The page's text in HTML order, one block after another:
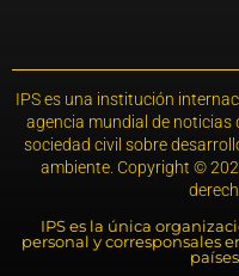
IPS es una institución
agencia mundial de noticias
sociedad civil sobre
ambiente. Copyright ©
IPS es la única
personal y corresponsales